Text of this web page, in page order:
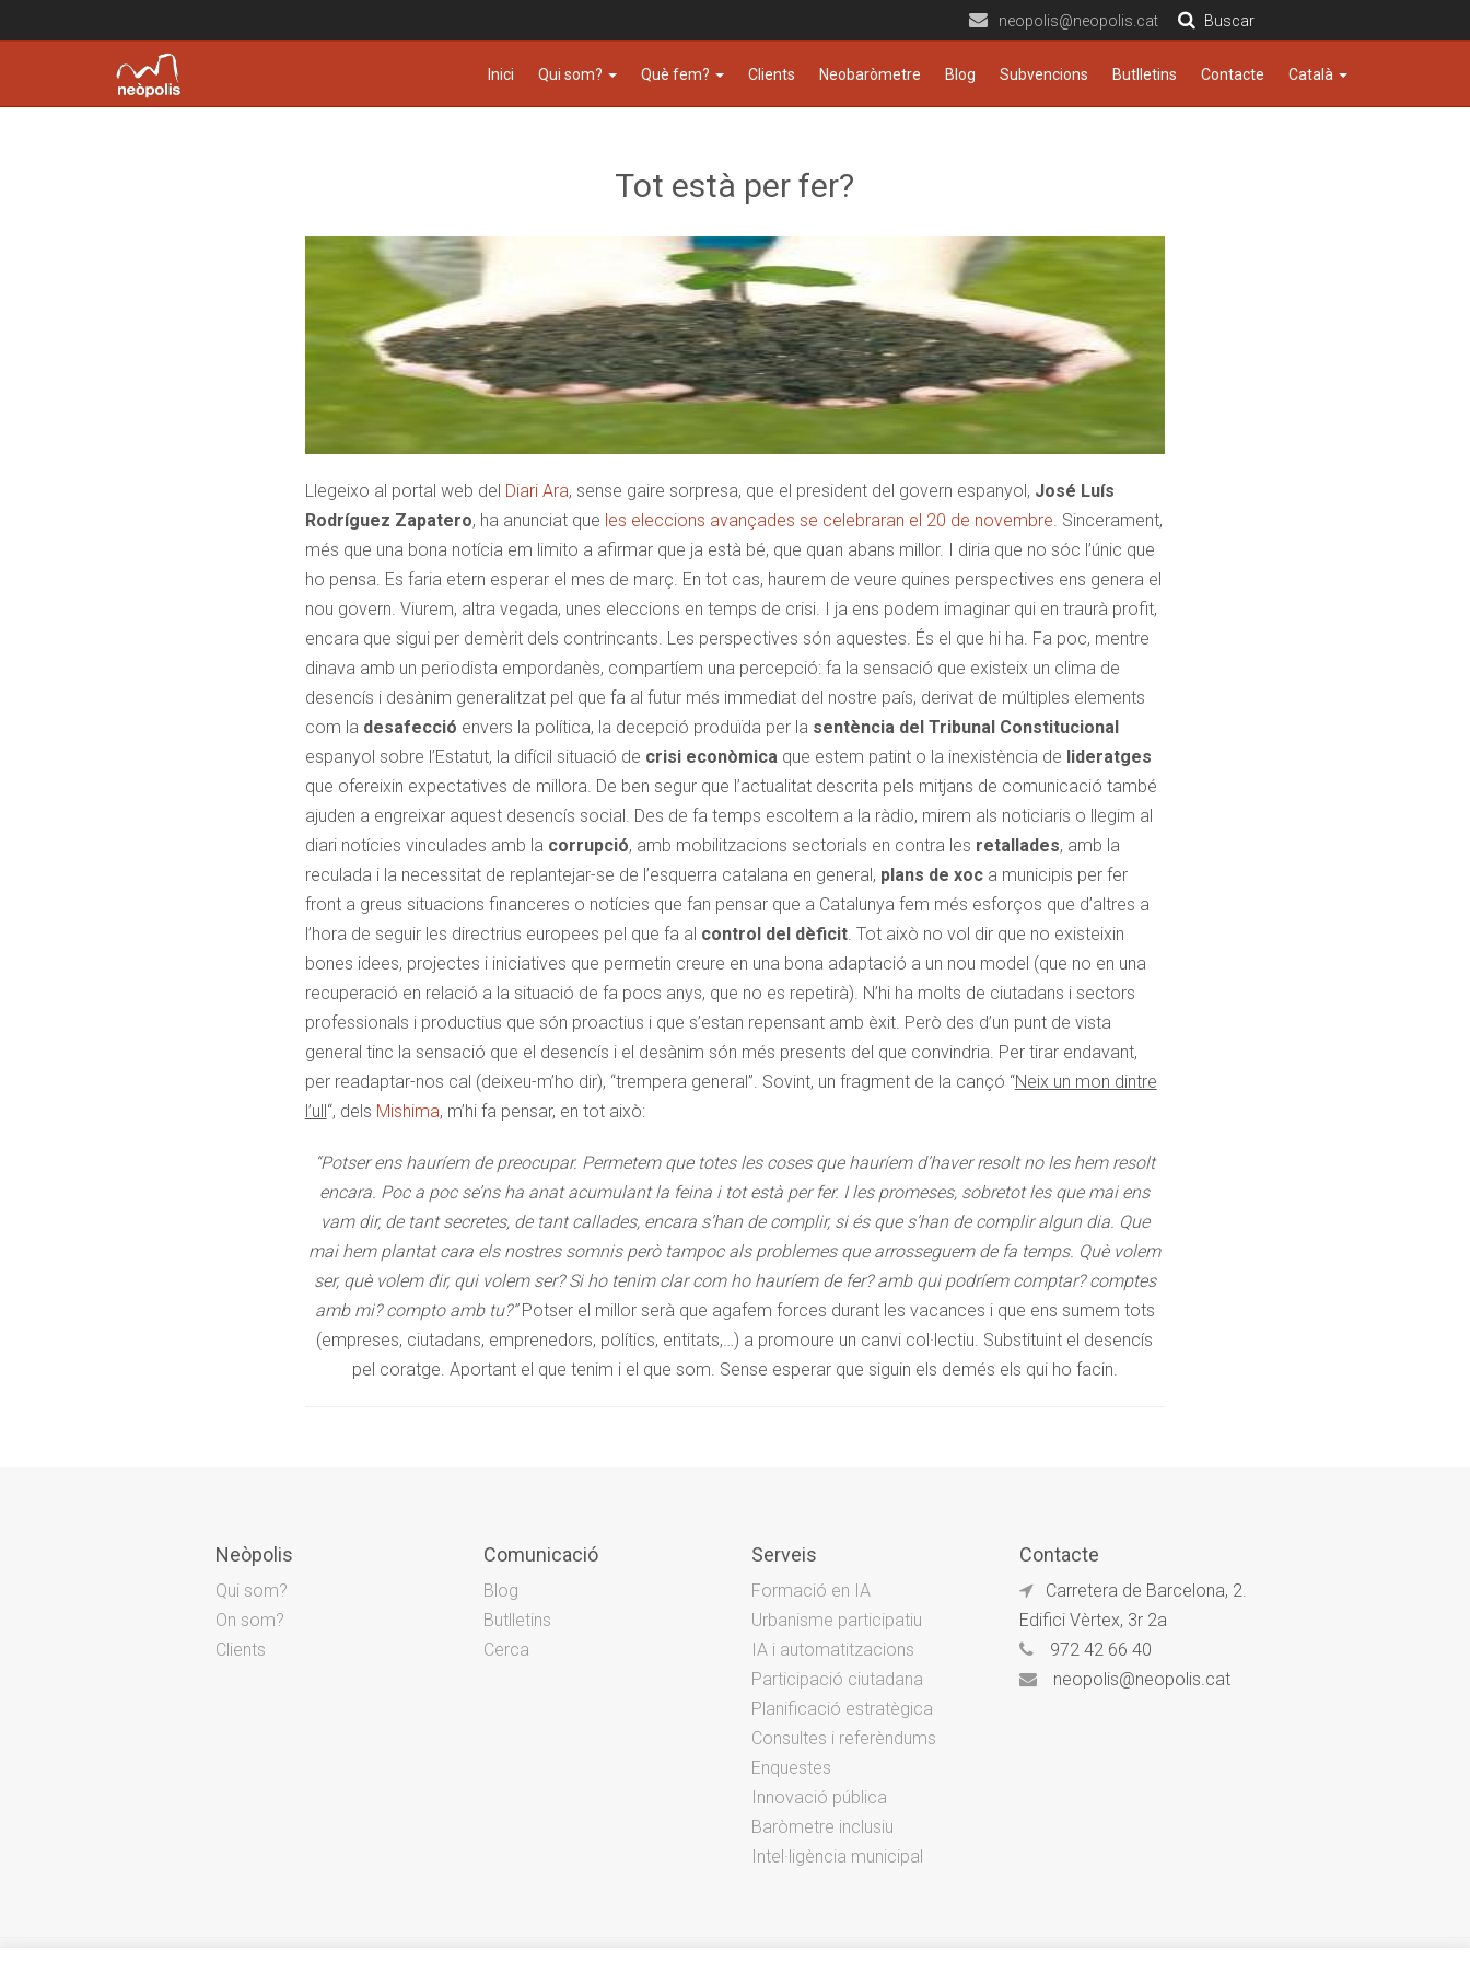
neopolis@neopolis.cat Buscar
Inici Qui som? Què fem? Clients Neobaròmetre Blog Subvencions Butlletins Contacte Català
Tot està per fer?
Llegeixo al portal web del Diari Ara, sense gaire sorpresa, que el president del govern espanyol, José Luís
Rodríguez Zapatero, ha anunciat que les eleccions avançades se celebraran el 20 de novembre. Sincerament,
més que una bona notícia em limito a afirmar que ja està bé, que quan abans millor. I diria que no sóc l’únic que
ho pensa. Es faria etern esperar el mes de març. En tot cas, haurem de veure quines perspectives ens genera el
nou govern. Viurem, altra vegada, unes eleccions en temps de crisi. I ja ens podem imaginar qui en traurà profit,
encara que sigui per demèrit dels contrincants. Les perspectives són aquestes. És el que hi ha. Fa poc, mentre
dinava amb un periodista empordanès, compartíem una percepció: fa la sensació que existeix un clima de
desencís i desànim generalitzat pel que fa al futur més immediat del nostre país, derivat de múltiples elements
com la desafecció envers la política, la decepció produïda per la sentència del Tribunal Constitucional
espanyol sobre l’Estatut, la difícil situació de crisi econòmicaque estem patint o la inexistència de lideratges
que ofereixin expectatives de millora. De ben segur que l’actualitat descrita pels mitjans de comunicació també
ajuden a engreixar aquest desencís social. Des de fa temps escoltem a la ràdio, mirem als noticiaris o llegim al
diari notícies vinculades amb la corrupció, amb mobilitzacions sectorials en contra les retallades, amb la
reculada i la necessitat de replantejar-se de l’esquerra catalana en general, plans de xoc a municipis per fer
front a greus situacions financeres o notícies que fan pensar que a Catalunya fem més esforços que d’altres a
l’hora de seguir les directrius europees pel que fa al control del dèficit. Tot això no vol dir que no existeixin
bones idees, projectes i iniciatives que permetin creure en una bona adaptació a un nou model (que no en una
recuperació en relació a la situació de fa pocs anys, que no es repetirà). N’hi ha molts de ciutadans i sectors
professionals i productius que són proactius i que s’estan repensant amb èxit. Però des d’un punt de vista
general tinc la sensació que el desencís i el desànim són més presents del que convindria. Per tirar endavant,
per readaptar-nos cal (deixeu-m’ho dir), “trempera general”. Sovint, un fragment de la cançó “Neix un mon dintre
l’ull“, dels Mishima, m’hi fa pensar, en tot això:
“Potser ens hauríem de preocupar. Permetem que totes les coses que hauríem d’haver resolt no les hem resolt
encara. Poc a poc se’ns ha anat acumulant la feina i tot està per fer. I les promeses, sobretot les que mai ens
vam dir, de tant secretes, de tant callades, encara s’han de complir, si és que s’han de complir algun dia. Que
mai hem plantat cara els nostres somnis però tampoc als problemes que arrosseguem de fa temps. Què volem
ser, què volem dir, qui volem ser? Si ho tenim clar com ho hauríem de fer? amb qui podríem comptar? comptes
amb mi? compto amb tu?”Potser el millor serà que agafem forces durant les vacances i que ens sumem tots
(empreses, ciutadans, emprenedors, polítics, entitats,…) a promoure un canvi col·lectiu. Substituint el desencís
pel coratge. Aportant el que tenim i el que som. Sense esperar que siguin els demés els qui ho facin.
Neòpolis
Qui som?
On som?
Clients
Comunicació
Blog
Butlletins
Cerca
Serveis
Formació en IA
Urbanisme participatiu
IA i automatitzacions
Participació ciutadana
Planificació estratègica
Consultes i referèndums
Enquestes
Innovació pública
Baròmetre inclusiu
Intel·ligència municipal
Contacte
Carretera de Barcelona, 2.
Edifici Vèrtex, 3r 2a
972 42 66 40
neopolis@neopolis.cat